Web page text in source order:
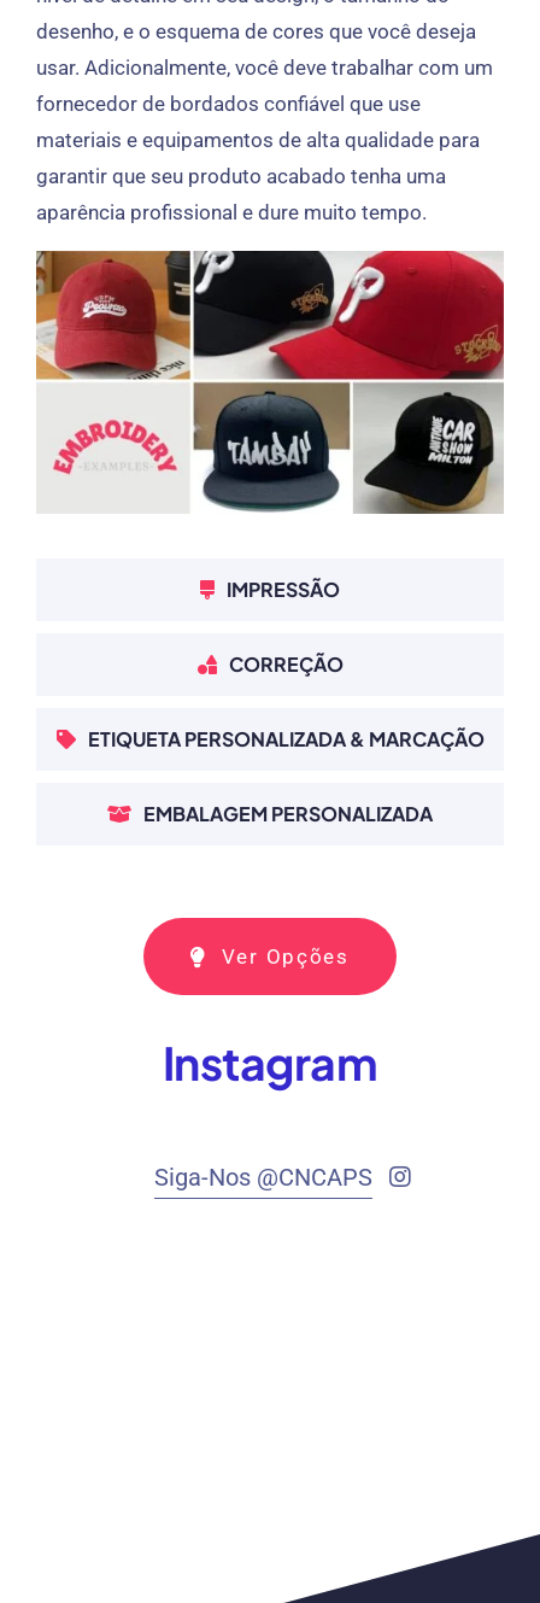
desenho, e o esquema de cores que você deseja
usar. Adicionalmente, você deve trabalhar com um
fornecedor de bordados confiável que use
materiais e equipamentos de alta qualidade para
garantir que seu produto acabado tenha uma
aparência profissional e dure muito tempo.
IMPRESSÃO
CORREÇÃO
ETIQUETA PERSONALIZADA & MARCAÇÃO
EMBALAGEM PERSONALIZADA
Ver Opções
Instagram
Siga-Nos @CNCAPS